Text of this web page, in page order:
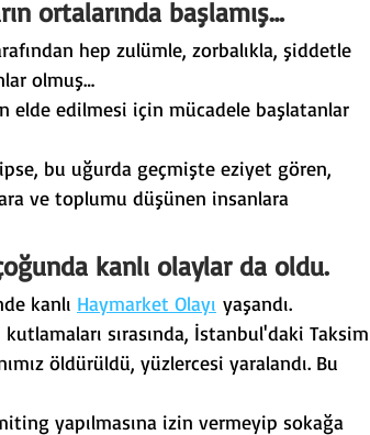
ortalarında başlamış…
hep zulümle, zorbalıkla, şiddetle
olmuş…
elde edilmesi için mücadele başlatanlar
bu uğurda geçmişte eziyet gören,
ve toplumu düşünen insanlara
kanlı olaylar da oldu.
kanlı Haymarket Olayı yaşandı.
kutlamaları sırasında, İstanbul'daki Taksim
öldürüldü, yüzlercesi yaralandı. Bu
yapılmasına izin vermeyip sokağa